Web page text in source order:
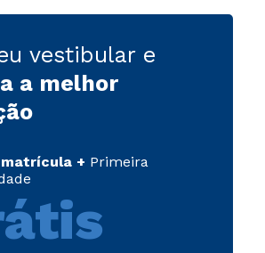
vestibular e
a melhor
matrícula + Primeira